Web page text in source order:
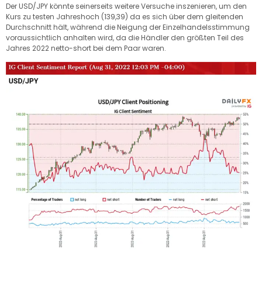
Der USD/JPY könnte seinerseits weitere Versuche inszenieren, um den
Kurs zu testen Jahreshoch (139,39) da es sich über dem gleitenden
Durchschnitt hält, während die Neigung der Einzelhandelsstimmung
voraussichtlich anhalten wird, da die Händler den größten Teil des
Jahres 2022 netto-short bei dem Paar waren.